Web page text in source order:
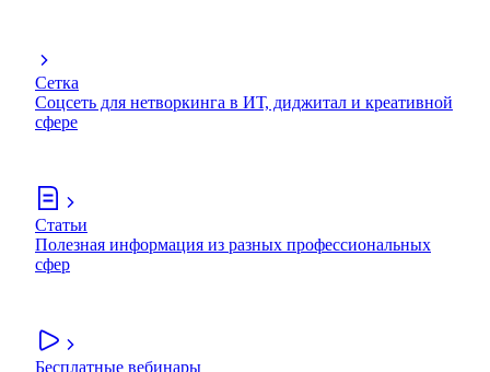
Сетка
Соцсеть для нетворкинга в ИТ, диджитал и креативной
сфере
Статьи
Полезная информация из разных профессиональных
сфер
Бесплатные вебинары